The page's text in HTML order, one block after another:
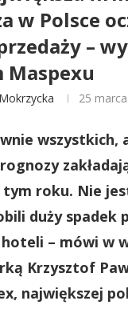
w Polsce
–
Maspexu
25
wszystkich,
tym roku. Nie
duży spadek
– mówi w
Krzysztof
największej